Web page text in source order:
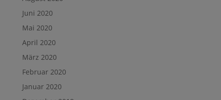
Juni 2020
Mai 2020
April 2020
März 2020
Februar 2020
Januar 2020